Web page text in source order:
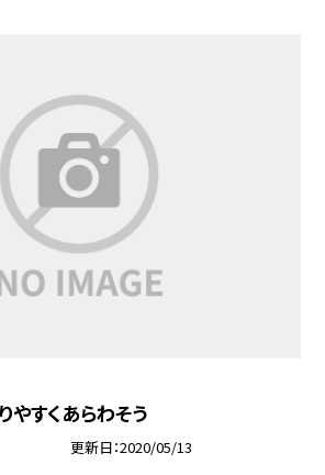
すくあらわそう
更新日 2020/05/13